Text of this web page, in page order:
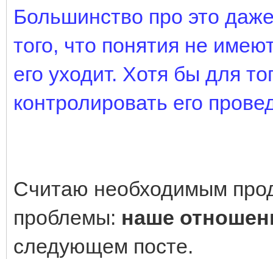
Большинство про это
того, что понятия не
его уходит. Хотя бы для
контролировать его
Считаю необходимым
проблемы: наше
следующем посте.